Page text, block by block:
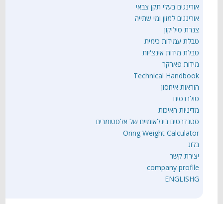
אורינגים בעלי תקן צבאי
אורינגים למזון ומי שתייה
צנרת סיליקון
טבלת עמידות כימית
טבלת מידות אינצ'יות
מידות פארקר
Technical Handbook
הוראות איחסון
טולרנסים
מדיניות האיכות
סטנדרטים בינלאומיים של אלסטומרים
Oring Weight Calculator
בלוג
יצירת קשר
company profile
ENGLISHG